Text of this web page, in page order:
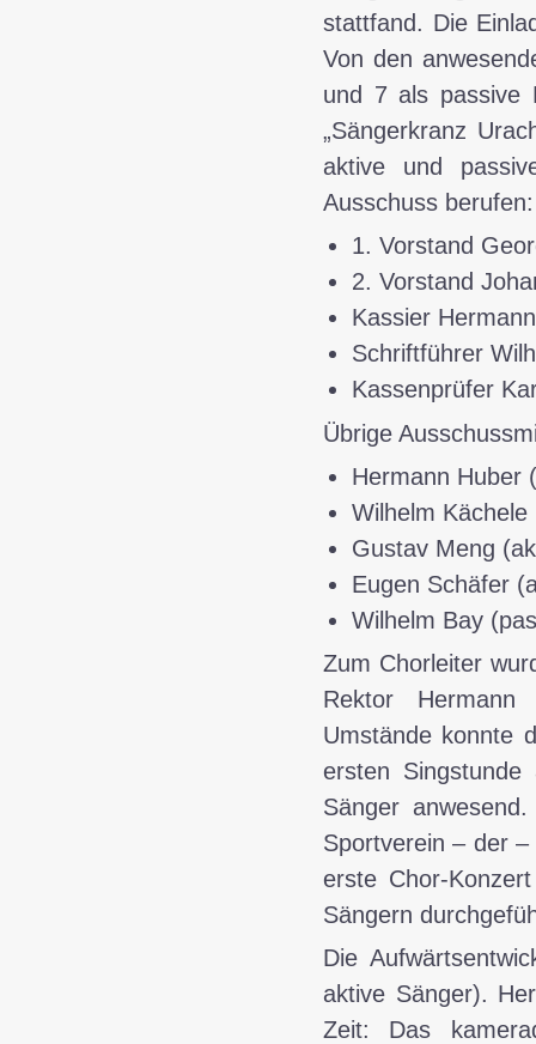
stattfand. Die
Von den
und 7 als passive
„Sängerkranz
aktive und
Ausschuss berufen:
1. Vorstand
2. Vorstand
Kassier
Schriftführer
Kassenprüfer
Übrige
Hermann Huber
Wilhelm Kächele
Gustav Meng
Eugen Schäfer
Wilhelm Bay
Zum Chorleiter
Rektor
Umstände konnte
ersten
Sänger
Sportverein – der
erste Chor-
Sängern
Die
aktive Sänger).
Zeit: Das